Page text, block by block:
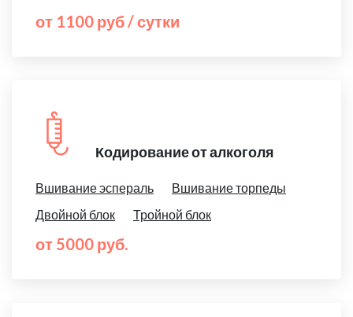
от 1100 руб / сутки
Кодирование от алкоголя
Вшивание эспераль
Вшивание торпеды
Двойной блок
Тройной блок
от 5000 руб.